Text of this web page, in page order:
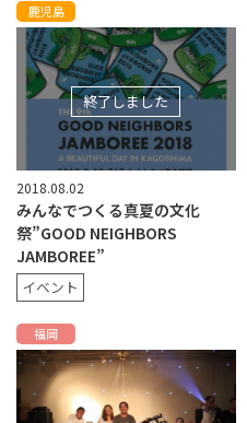
鹿児島
終了しました
2018.08.02
みんなでつくる真夏の文化
祭”GOOD NEIGHBORS
JAMBOREE”
イベント
福岡